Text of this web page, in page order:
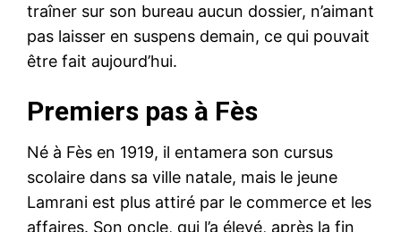
traîner sur son bureau aucun dossier, n’aimant
pas laisser en suspens demain, ce qui pouvait
être fait aujourd’hui.
Premiers pas à Fès
Né à Fès en 1919, il entamera son cursus
scolaire dans sa ville natale, mais le jeune
Lamrani est plus attiré par le commerce et les
affaires. Son oncle, qui l’a élevé, après la fin